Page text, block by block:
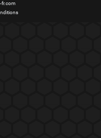
fr.com